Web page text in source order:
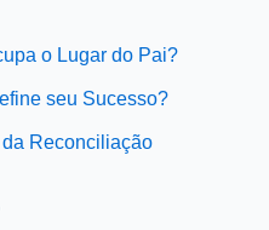
o Lugar do Pai?
seu Sucesso?
Reconciliação